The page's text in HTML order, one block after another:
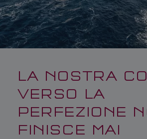
LA NOSTRA
VERSO LA
PERFEZIONE
FINISCE MAI